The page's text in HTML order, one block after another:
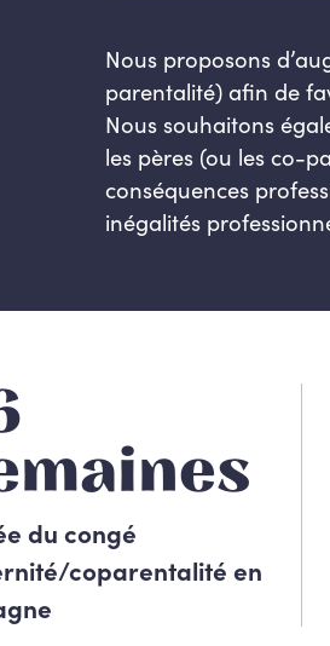
Nous proposons
parentalité) afin de
Nous souhaitons
les pères (ou les co-
conséquences
inégalités
du congé
coparentalité en